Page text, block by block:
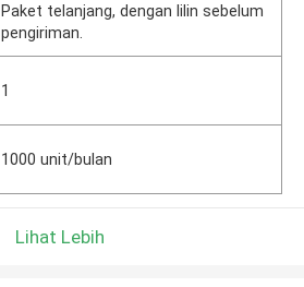
Paket telanjang, dengan lilin sebelum
pengiriman.
1
1000 unit/bulan
Lihat Lebih